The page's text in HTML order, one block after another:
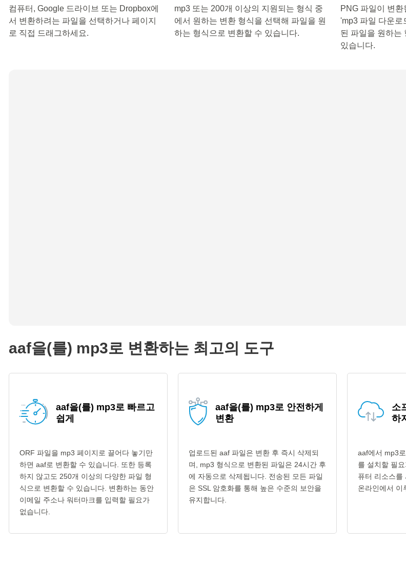
컴퓨터, Google 드라이브 또는 Dropbox에
서 변환하려는 파일을 선택하거나 페이지
로 직접 드래그하세요.
mp3 또는 200개 이상의 지원되는 형식 중
에서 원하는 변환 형식을 선택해 파일을 원
하는 형식으로 변환할 수 있습니다.
PNG 파일이 변
'mp3 파일 다운로
된 파일을 원하는
있습니다.
aaf을(를) mp3로 변환하는 최고의 도구
aaf을(를) mp3로 빠르고
쉽게
ORF 파일을 mp3 페이지로 끌어다 놓기만
하면 aaf로 변환할 수 있습니다. 또한 등록
하지 않고도 250개 이상의 다양한 파일 형
식으로 변환할 수 있습니다. 변환하는 동안
이메일 주소나 워터마크를 입력할 필요가
없습니다.
aaf을(를) mp3로 안전하게
변환
업로드된 aaf 파일은 변환 후 즉시 삭제되
며, mp3 형식으로 변환된 파일은 24시간 후
에 자동으로 삭제됩니다. 전송된 모든 파일
은 SSL 암호화를 통해 높은 수준의 보안을
유지합니다.
소
하
aaf에서 mp3
를 설치할 필
퓨터 리소스를
온라인에서 이